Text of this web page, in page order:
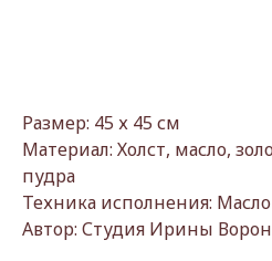
Размер: 45 х 45 см
Материал: Холст, масло,
пудра
Техника исполнения: Масло
Автор: Студия Ирины